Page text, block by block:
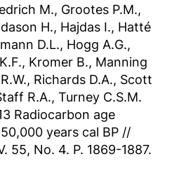
M., Grootes P.M.,
H., Hajdas I., Hatté
D.L., Hogg A.G.,
Kromer B., Manning
Richards D.A., Scott
R.A., Turney C.S.M.
Radiocarbon age
years cal BP //
55, No. 4. P. 1869-1887.